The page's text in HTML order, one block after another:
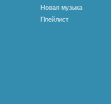
Новая музыка
Плейлист